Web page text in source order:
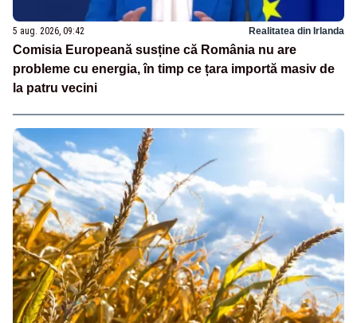
5 aug. 2026, 09:42 Realitatea din Irlanda
Comisia Europeană susține că România nu are
probleme cu energia, în timp ce țara importă masiv de
la patru vecini